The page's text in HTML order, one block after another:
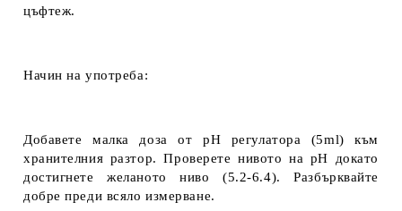
цъфтеж.
Начин на употреба:
Добавете малка доза от pH регулатора (5ml) към
хранителния разтор. Проверете нивото на pH докато
достигнете желаното ниво (5.2-6.4). Разбърквайте
добре преди всяло измерване.